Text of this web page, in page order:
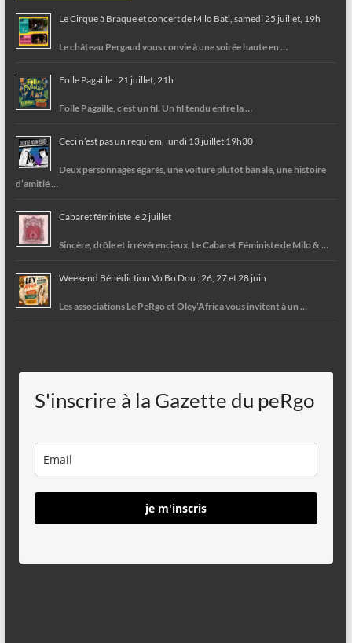
Le Cirque à Braque et concert de Milo Bati, samedi 25 juillet, 19h
Le château Pergaud vous convie à une soirée haute en …
Folle Pagaille : 21 juillet, 21h
Folle Pagaille, c’est un fil. Un fil tendu entre la …
Ceci n’est pas un requiem, lundi 13 juillet 19h30
Deux personnages égarés, une voiture plutôt banale, une histoire
d’amitié …
Cabaret féministe le 2 juillet
Sincère, drôle et irrévérencieux, Le Cabaret Féministe de Milo & …
Weekend Bénédiction Vo Bo Dou : 26, 27 et 28 juin
Les associations Le PeRgo et Oley’Africa vous invitent à un …
S'inscrire à la Gazette du peRgo
je m'inscris